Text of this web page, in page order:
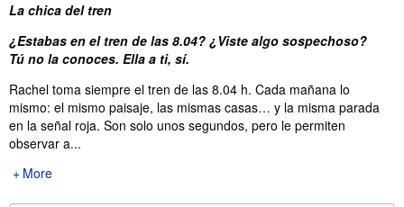
La chica del tren
¿Estabas en el tren de las 8.04? ¿Viste algo sospechoso?
Tú no la conoces. Ella a ti, sí.
Rachel toma siempre el tren de las 8.04 h. Cada mañana lo
mismo: el mismo paisaje, las mismas casas… y la misma parada
en la señal roja. Son solo unos segundos, pero le permiten
observar a...
More